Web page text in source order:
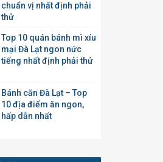
chuẩn vị nhất định phải
thử
Top 10 quán bánh mì xíu
mại Đà Lạt ngon nức
tiếng nhất định phải thử
Bánh căn Đà Lạt – Top
10 địa điểm ăn ngon,
hấp dẫn nhất